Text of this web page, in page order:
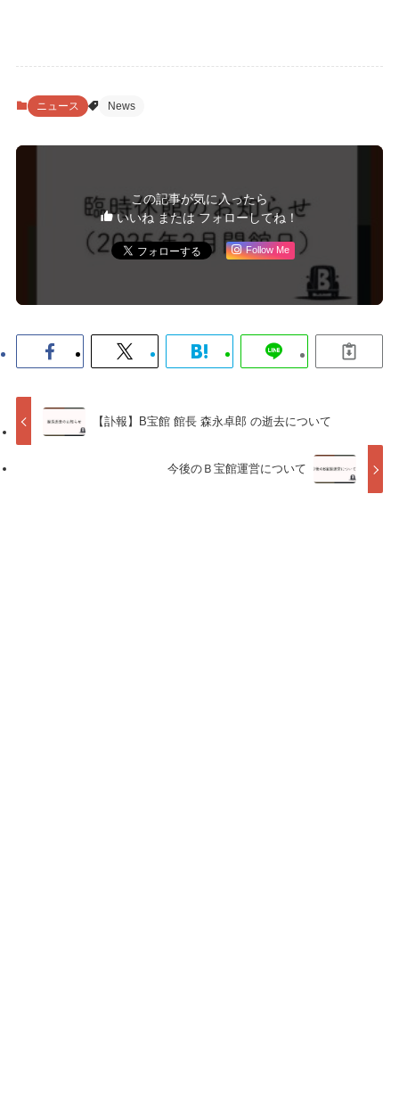
ニュース News
この記事が気に入ったら
いいね または フォローしてね！
Follow Me
【訃報】B宝館 館長 森永卓郎 の逝去について
今後のＢ宝館運営について